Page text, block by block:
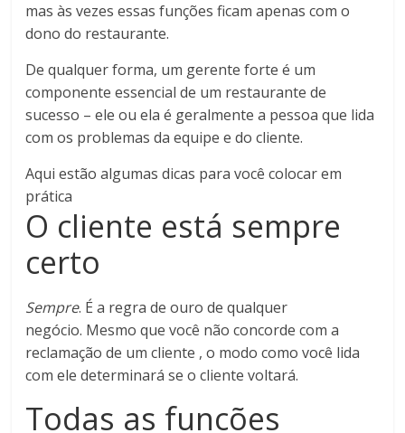
mas às vezes essas funções ficam apenas com o
dono do restaurante.
De qualquer forma, um gerente forte é um
componente essencial de um restaurante de
sucesso – ele ou ela é geralmente a pessoa que lida
com os problemas da equipe e do cliente.
Aqui estão algumas dicas para você colocar em
prática
O cliente está sempre
certo
Sempre. É a regra de ouro de qualquer
negócio. Mesmo que você não concorde com a
reclamação de um cliente , o modo como você lida
com ele determinará se o cliente voltará.
Todas as funcões